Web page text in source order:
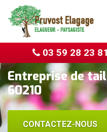
03 59 28 23 81
Entreprise de
60210
CONTACTEZ-NOUS